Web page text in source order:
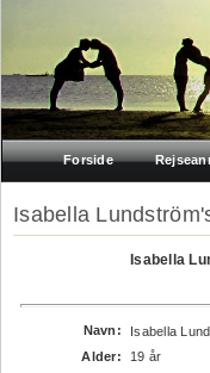
Forside
Isabella
Isabella
Navn:
Isabella
Alder:
19 år